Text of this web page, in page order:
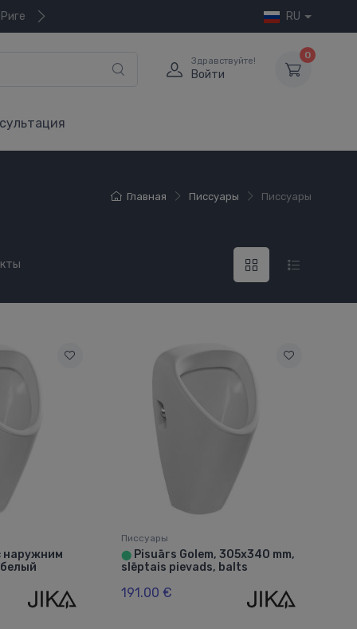
RU
Здравствуйте!
Войти
0
Главная Писсуары Писсуары
наружним
Писсуары
⬤Pisuārs Golem, 305x340 mm,
slēptais pievads, balts
191.00 €